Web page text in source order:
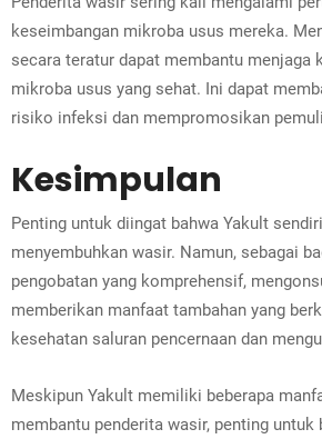
keseimbangan mikroba usus mereka.
secara teratur dapat membantu menjaga
mikroba usus yang sehat. Ini dapat
risiko infeksi dan mempromosikan
Kesimpulan
Penting untuk diingat bahwa Yakult
menyembuhkan wasir. Namun, sebagai
pengobatan yang komprehensif,
memberikan manfaat tambahan yang
kesehatan saluran pencernaan dan
Meskipun Yakult memiliki beberapa
membantu penderita wasir, penting